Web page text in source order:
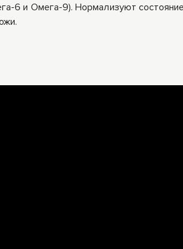
6 и Омега-9). Нормализуют